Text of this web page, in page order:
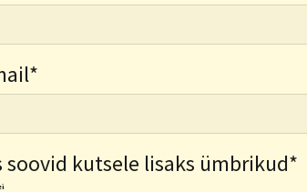
soovid kutsele lisaks ümbrikud